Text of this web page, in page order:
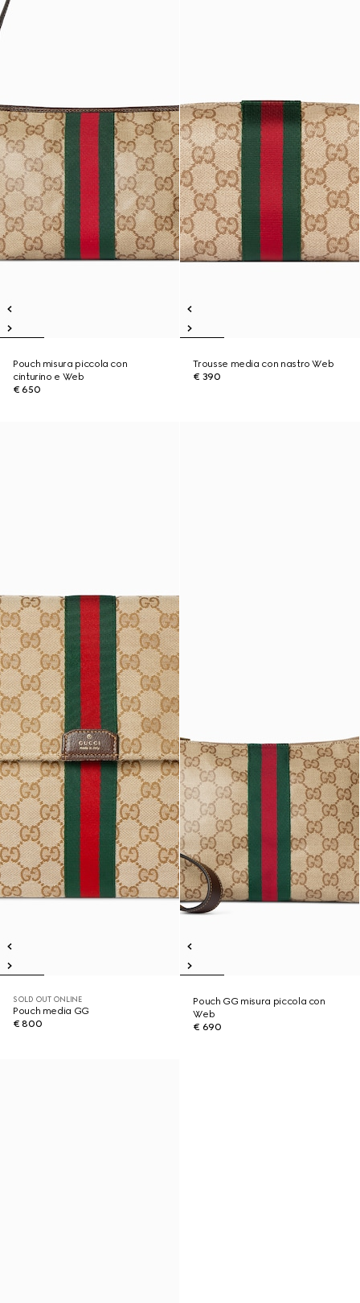
Pouch misura piccola con
cinturino e Web
€ 650
Trousse media con nastro Web
€ 390
SOLD OUT ONLINE
Pouch media GG
€ 800
Pouch GG misura piccola con
Web
€ 690